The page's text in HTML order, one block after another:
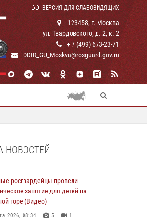
ВЕРСИЯ ДЛЯ СЛАБОВИДЯЩИХ
123458, г. Москва
ул. Твардовского, д. 2, к. 2
+ 7 (499) 673-23-71
ODIR_GU_Moskva@rosguard.gov.ru
НОВОСТЕЙ
росгвардейцы провели
занятие для детей на
горе (Видео)
2026, 08:34 5 1